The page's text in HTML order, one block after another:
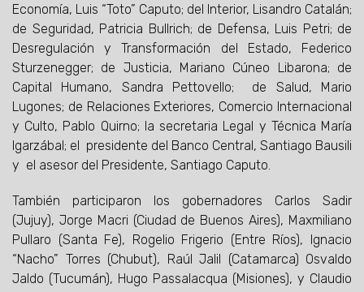
Economía, Luis “Toto” Caputo; del Interior, Lisandro Catalán;
de Seguridad, Patricia Bullrich; de Defensa, Luis Petri; de
Desregulación y Transformación del Estado, Federico
Sturzenegger; de Justicia, Mariano Cúneo Libarona; de
Capital Humano, Sandra Pettovello; de Salud, Mario
Lugones; de Relaciones Exteriores, Comercio Internacional
y Culto, Pablo Quirno; la secretaria Legal y Técnica María
Igarzábal; el presidente del Banco Central, Santiago Bausili
y el asesor del Presidente, Santiago Caputo.
También participaron los gobernadores Carlos Sadir
(Jujuy), Jorge Macri (Ciudad de Buenos Aires), Maxmiliano
Pullaro (Santa Fe), Rogelio Frigerio (Entre Ríos), Ignacio
“Nacho” Torres (Chubut), Raúl Jalil (Catamarca) Osvaldo
Jaldo (Tucumán), Hugo Passalacqua (Misiones), y Claudio